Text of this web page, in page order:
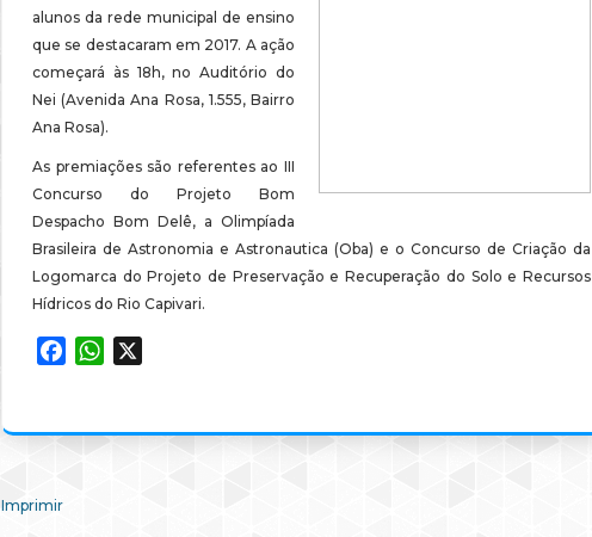
alunos da rede municipal de ensino
que se destacaram em 2017. A ação
começará às 18h, no Auditório do
Nei (Avenida Ana Rosa, 1.555, Bairro
Ana Rosa).
As premiações são referentes ao III
Concurso do Projeto Bom
Despacho Bom Delê, a Olimpíada
Brasileira de Astronomia e Astronautica (Oba) e o Concurso de Criação da
Logomarca do Projeto de Preservação e Recuperação do Solo e Recursos
Hídricos do Rio Capivari.
FacebookWhatsApp
Imprimir